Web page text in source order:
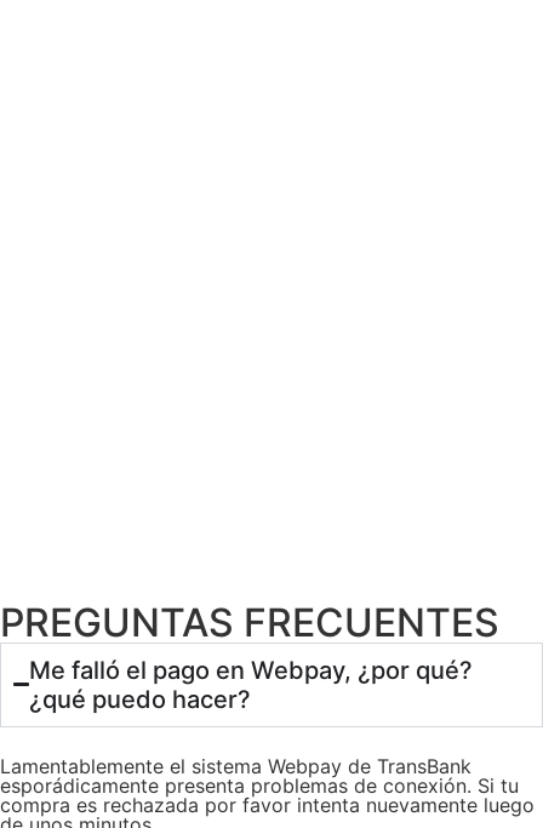
PREGUNTAS FRECUENTES
Me falló el pago en Webpay, ¿por qué?
¿qué puedo hacer?
Lamentablemente el sistema Webpay de TransBank
esporádicamente presenta problemas de conexión. Si tu
compra es rechazada por favor intenta nuevamente luego